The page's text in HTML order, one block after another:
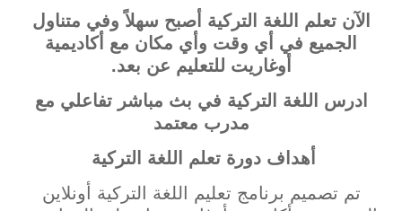
الآن تعلم اللغة التركية أصبح سهلاً وفي متناول
الجميع في أي وقت وأي مكان مع أكاديمية
أوغاريت للتعليم عن بعد.
ادرس اللغة التركية في بث مباشر تفاعلي مع
مدرب معتمد
أهداف دورة تعلم اللغة التركية
تم تصميم برنامج تعليم اللغة التركية أونلاين